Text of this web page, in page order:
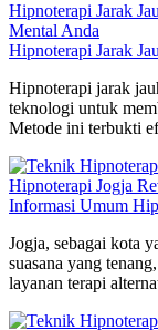
Hipnoterapi Jarak
Mental Anda
Hipnoterapi Jarak
Hipnoterapi jarak
teknologi untuk
Metode ini terbukti
Hipnoterapi Jogja
Informasi Umum
Jogja, sebagai kota
suasana yang
layanan terapi